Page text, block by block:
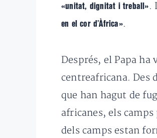
«unitat, dignitat i treball» .
en el cor d’Àfrica».
Després, el Papa
centreafricana. Des
que han hagut de
africanes, els
dels camps estan